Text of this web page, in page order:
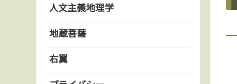
人文主義地理学
地蔵菩薩
右翼